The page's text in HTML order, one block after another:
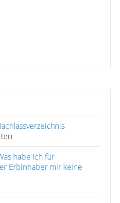
habe ich für
Erbinhaber mir keine